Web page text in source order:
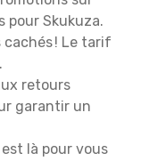
pour Skukuza.
cachés ! Le tarif
retours
garantir un
là pour vous